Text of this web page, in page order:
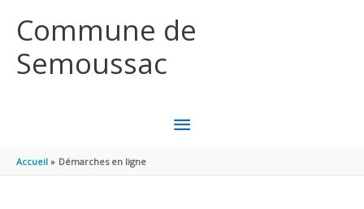
Commune de
Semoussac
MENU
Accueil Démarches en ligne